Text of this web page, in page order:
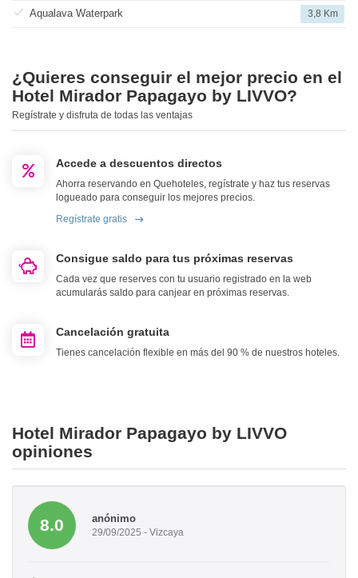
Aqualava Waterpark 3,8 Km
¿Quieres conseguir el mejor precio en el
Hotel Mirador Papagayo by LIVVO?
Regístrate y disfruta de todas las ventajas
Accede a descuentos directos
Ahorra reservando en Quehoteles, regístrate y haz tus reservas
logueado para conseguir los mejores precios.
Regístrate gratis
Consigue saldo para tus próximas reservas
Cada vez que reserves con tu usuario registrado en la web
acumularás saldo para canjear en próximas reservas.
Cancelación gratuita
Tienes cancelación flexible en más del 90 % de nuestros hoteles.
Hotel Mirador Papagayo by LIVVO
opiniones
8.0 anónimo
29/09/2025 - Vizcaya